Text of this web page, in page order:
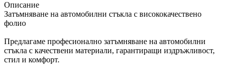
Описание
Затъмняване на автомобилни стъкла с висококачествено
фолио
Предлагаме професионално затъмняване на автомобилни
стъкла с качествени материали, гарантиращи издръжливост,
стил и комфорт.